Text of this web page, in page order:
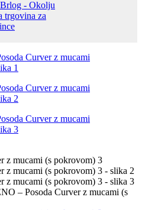
– Posoda Curver z mucami (s